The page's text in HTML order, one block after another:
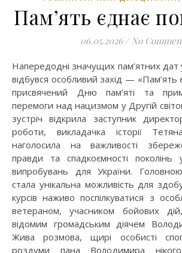
Пам’ять єднає
06.05.2026 / No
Напередодні значущих пам’ятних дат у нашому закладі
відбувся особливий захід — «Пам’ять
присвячений Дню пам’яті та
перемоги над нацизмом у Другій
зустріч відкрила заступник
роботи, викладачка історії
наголосила на важливості
правди та спадкоємності поколінь
випробувань для України.
стала унікальна можливість для
курсів наживо поспілкуватися з
ветераном, учасником бойових
відомим громадським діячем
Жива розмова, щирі особисті
роздуми пана Володимира